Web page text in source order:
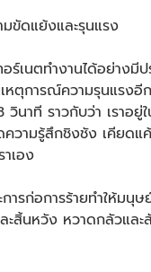
มขัดแย้งและรุนแรง
ร์เนตทำงานได้อย่างมีป
หตุการณ์ความรุนแรงอี
วินาที ราวกับว่า เราอ
ความรู้สึกชิงชัง เคียดแ
เอง
ารก่อการร้ายทำให้มนุ
ะสิ้นหวัง หวาดกลัวและ